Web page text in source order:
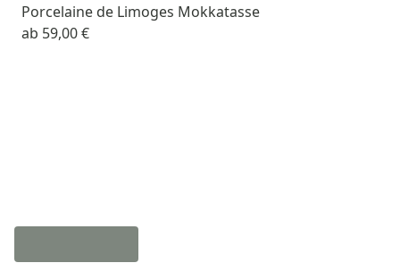
Porcelaine de Limoges Mokkatasse
ab 59,00 €